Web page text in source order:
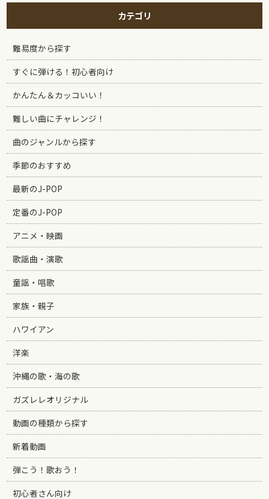
カテゴリ
難易度から探す
すぐに弾ける！初心者向け
かんたん＆カッコいい！
難しい曲にチャレンジ！
曲のジャンルから探す
季節のおすすめ
最新のJ-POP
定番のJ-POP
アニメ・映画
歌謡曲・演歌
童謡・唱歌
家族・親子
ハワイアン
洋楽
沖縄の歌・海の歌
ガズレレオリジナル
動画の種類から探す
新着動画
弾こう！歌おう！
初心者さん向け